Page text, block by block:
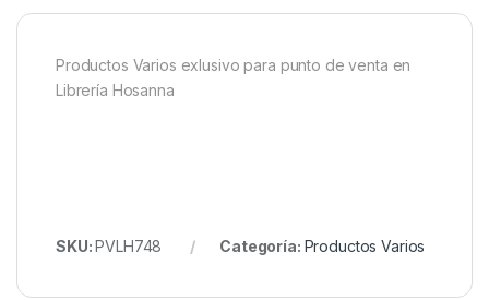
Productos Varios exlusivo para punto de venta en
Librería Hosanna
SKU:PVLH748 Categoría: Productos Varios